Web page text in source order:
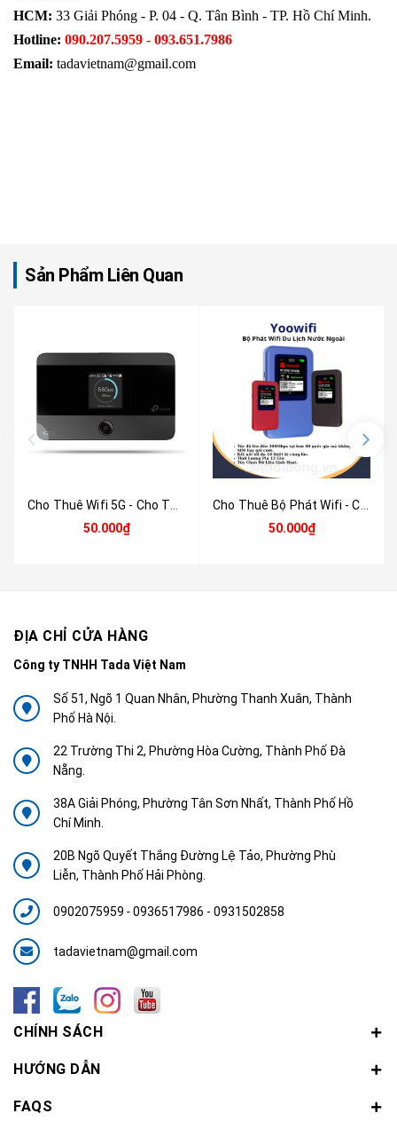
HCM: 33 Giải Phóng - P. 04 - Q. Tân Bình - TP. Hồ Chí Minh.
Hotline: 090.207.5959 - 093.651.7986
Email: tadavietnam@gmail.com
Sản Phẩm Liên Quan
50.000₫
50.000₫
ĐỊA CHỈ CỬA HÀNG
Công ty TNHH Tada Việt Nam
Số 51, Ngõ 1 Quan Nhân, Phường Thanh Xuân, Thành
Phố Hà Nội.
22 Trường Thi 2, Phường Hòa Cường, Thành Phố Đà
Nẵng.
38A Giải Phóng, Phường Tân Sơn Nhất, Thành Phố Hồ
Chí Minh.
20B Ngõ Quyết Thắng Đường Lệ Tảo, Phường Phù
Liễn, Thành Phố Hải Phòng.
0902075959 -0936517986 - 0931502858
tadavietnam@gmail.com
CHÍNH SÁCH
HƯỚNG DẪN
FAQS